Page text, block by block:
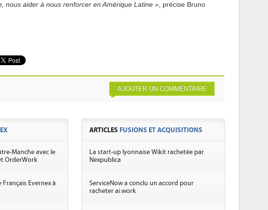
nous aider à nous renforcer en Amérique Latine » , précise Bruno
AJOUTER UN COMMENTAIRE
Manche avec le
OrderWork
Evernex à
ARTICLES FUSIONS ET ACQUISITIONS
La start-up lyonnaise Wikit rachetée par
Nexpublica
ServiceNow a conclu un accord pour
racheter ai.work